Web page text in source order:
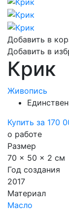
Добавить в
Добавить в
Крик
Живопись
Купить за 170
о работе
Размер
70 x 50 x 2 см
Год создания
2017
Материал
Масло